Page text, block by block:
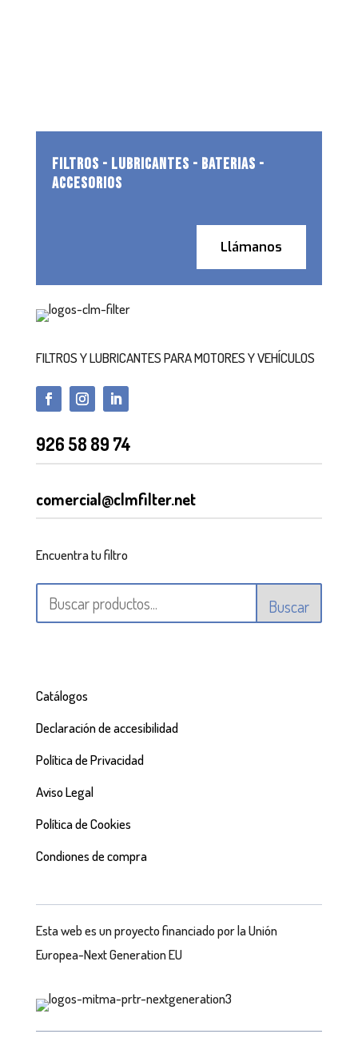
FILTROS - LUBRICANTES - BATERIAS -
ACCESORIOS
Llámanos
FILTROS Y LUBRICANTES PARA MOTORES Y VEHÍCULOS
926 58 89 74
comercial@clmfilter.net
Encuentra tu filtro
Buscar
Catálogos
Declaración de accesibilidad
Política de Privacidad
Aviso Legal
Política de Cookies
Condiones de compra
Esta web es un proyecto financiado por la Unión
Europea-Next Generation EU